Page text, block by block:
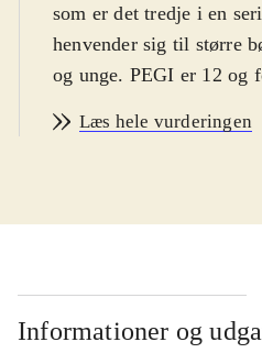
som er det tredje i en
henvender sig til større
og unge. PEGI er 12 og
Spillet er på engelsk.
og kampspil, hvor
man interesserer sig for
universet.
handlingen er landsbyen
Læs hele vurderingen
Informationer og